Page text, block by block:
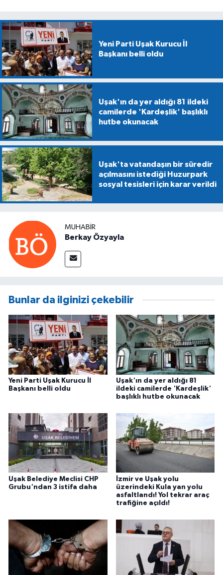
Yeni Parti Uşak Kurucu İl
Başkanı belli oldu
Uşak'ın da yer aldığı 81 ildeki
camilerde 'Kardeşlik' başlıklı
hutbe okunacak
Uşak'ta vatandaşın bir süredir
açılmasını istediği Huzurpark
sosyal tesisleri için karar verildi
MUHABIR
Berkay Özyayla
Bunlar da ilginizi çekebilir
Yeni Parti Uşak Kurucu İl
Başkanı belli oldu
Uşak'ın da yer aldığı 81
ildeki camilerde 'Kardeşlik'
başlıklı hutbe okunacak
Uşak Belediye Meclisi CHP
Grubu'ndan 3 istifa daha
İzmir ve Uşak yolu
üzerindeki Kula yan yolu
asfaltlandı! Yol tekrar araç
trafiğine açıldı!